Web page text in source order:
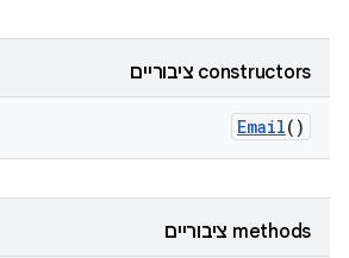
‫constructors ציבוריים
Email()
‫methods ציבוריים